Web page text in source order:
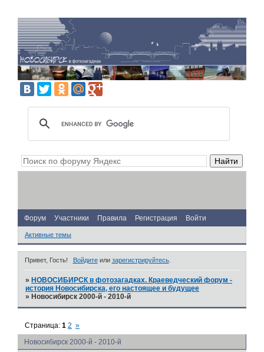
Форум Участники Правила Регистрация Войти
Активные темы
Привет, Гость! Войдитеили зарегистрируйтесь.
» НОВОСИБИРСК в фотозагадках. Краеведческий форум -
история Новосибирска, его настоящее и будущее
» Новосибирск 2000-й - 2010-й
Новосибирск 2000-й - 2010-й
Страница:1 2 »